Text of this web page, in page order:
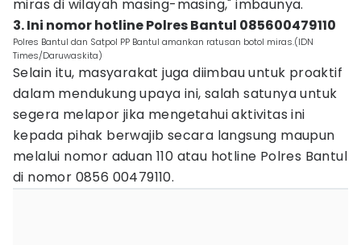
miras di wilayah masing-masing," imbaunya.
3. Ini nomor hotline Polres Bantul 085600479110
Polres Bantul dan Satpol PP Bantul amankan ratusan botol miras.(IDN
Times/Daruwaskita)
Selain itu, masyarakat juga diimbau untuk proaktif
dalam mendukung upaya ini, salah satunya untuk
segera melapor jika mengetahui aktivitas ini
kepada pihak berwajib secara langsung maupun
melalui nomor aduan 110 atau hotline Polres Bantul
di nomor 0856 00479110.